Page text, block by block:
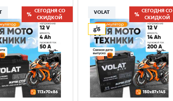
СЕГОДНЯ СО
СКИДКОЙ
VOLAT
СЕГОДНЯ СО
СКИДКОЙ